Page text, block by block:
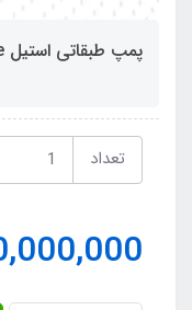
پمپ طبقاتی استیل BL2-15 shimge
تعداد